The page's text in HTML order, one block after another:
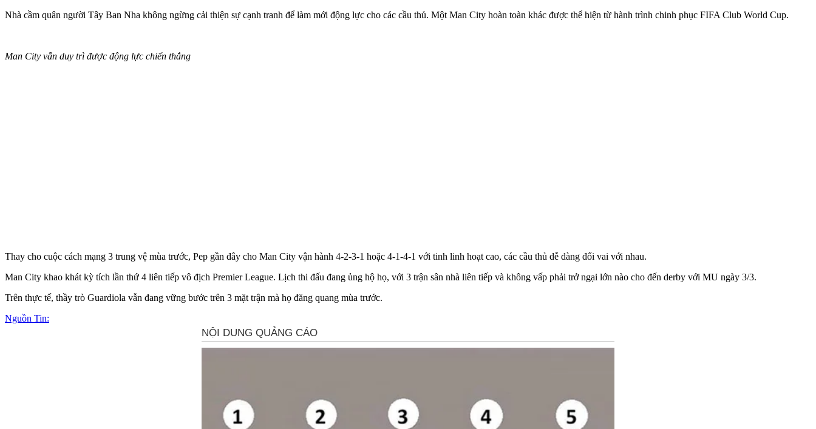
Nhà cầm quân người Tây Ban Nha không ngừng cải thiện sự cạnh tranh để làm mới động lực cho các cầu thủ. Một Man City hoàn toàn khác được thể hiện từ hành trình chinh phục FIFA Club World Cup.
Man City vẫn duy trì được động lực chiến thắng
Thay cho cuộc cách mạng 3 trung vệ mùa trước, Pep gần đây cho Man City vận hành 4-2-3-1 hoặc 4-1-4-1 với tinh linh hoạt cao, các cầu thủ dễ dàng đổi vai với nhau.
Man City khao khát kỳ tích lần thứ 4 liên tiếp vô địch Premier League. Lịch thi đấu đang ủng hộ họ, với 3 trận sân nhà liên tiếp và không vấp phải trở ngại lớn nào cho đến derby với MU ngày 3/3.
Trên thực tế, thầy trò Guardiola vẫn đang vững bước trên 3 mặt trận mà họ đăng quang mùa trước.
Nguồn Tin: